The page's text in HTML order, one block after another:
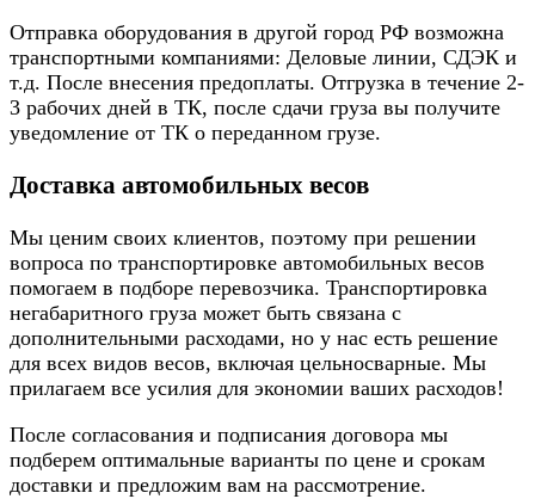
Отправка оборудования в другой город РФ возможна
транспортными компаниями: Деловые линии, СДЭК и
т.д. После внесения предоплаты. Отгрузка в течение 2-
3 рабочих дней в ТК, после сдачи груза вы получите
уведомление от ТК о переданном грузе.
Доставка автомобильных весов
Мы ценим своих клиентов, поэтому при решении
вопроса по транспортировке автомобильных весов
помогаем в подборе перевозчика. Транспортировка
негабаритного груза может быть связана с
дополнительными расходами, но у нас есть решение
для всех видов весов, включая цельносварные. Мы
прилагаем все усилия для экономии ваших расходов!
После согласования и подписания договора мы
подберем оптимальные варианты по цене и срокам
доставки и предложим вам на рассмотрение.